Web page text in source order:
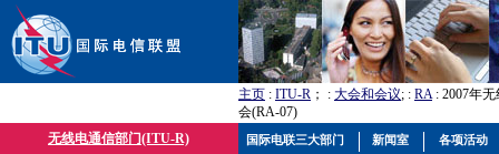
主页 : ITU-R ； : 大会和会议; : RA: 2007年
会(RA-07)
无线电通信部门(ITU-R)
国际电联三大部门 新闻室 各项活动